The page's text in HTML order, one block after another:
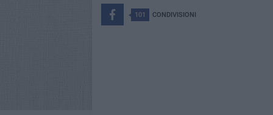
101 CONDIVISIONI